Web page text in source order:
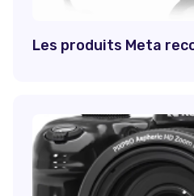
Les produits Meta